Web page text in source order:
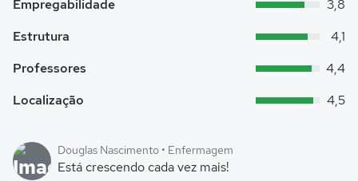
Empregabilidade
3,8
Estrutura
4,1
Professores
4,4
Localização
4,5
Douglas Nascimento • Enfermagem
Está crescendo cada vez mais!